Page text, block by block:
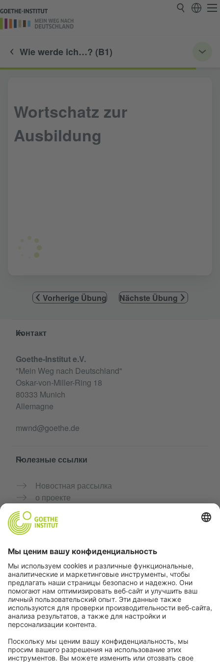
Wie werde ich…? (B1)
Wortschatz zur
Ausbildung
Vorherige Übung Nächste Übung
Service- und Informationsbereich
Контакт
Goethe-Institut e.V.
"Mein Weg nach Deutschland"
Oskar-von-Miller-Ring 18
80333 Munich
Allemagne
mwnd@goethe.de
Полезные ссылки
Новостная рассылка
о проекте
Сообщество «Немецкий язык для тебя»
Практикуйте немецкий бесплатно
Курсы немецкого языка от Goethe-Institut
Портал для преподавателей «Deutschstunde»
Конфиденциальность и доступность